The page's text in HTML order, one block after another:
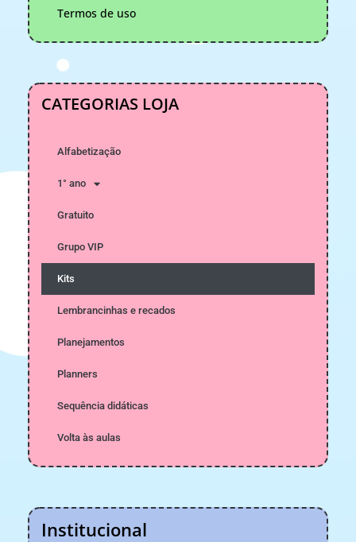
Termos de uso
CATEGORIAS LOJA
Alfabetização
1° ano
Gratuito
Grupo VIP
Kits
Lembrancinhas e recados
Planejamentos
Planners
Sequência didáticas
Volta às aulas
Institucional